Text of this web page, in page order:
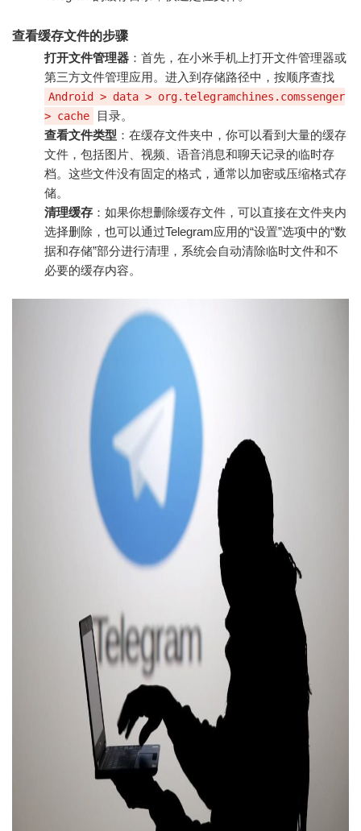
查看缓存文件的步骤
打开文件管理器 ：首先，在小米手机上打开文件管理器或
第三方文件管理应用。进入到存储路径中，按顺序查找
Android > data > org.telegramchines.comssenger
> cache
目录。
查看文件类型 ：在缓存文件夹中，你可以看到大量的缓存
文件，包括图片、视频、语音消息和聊天记录的临时存
档。这些文件没有固定的格式，通常以加密或压缩格式存
储。
清理缓存 ：如果你想删除缓存文件，可以直接在文件夹内
选择删除，也可以通过Telegram应用的“设置”选项中的“数
据和存储”部分进行清理，系统会自动清除临时文件和不
必要的缓存内容。